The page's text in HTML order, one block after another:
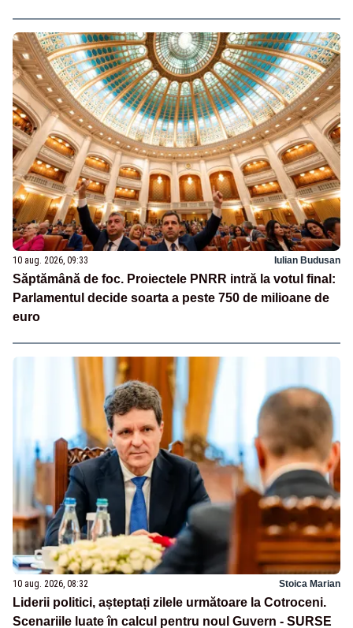
10 aug. 2026, 09:33 Iulian Budusan
Săptămână de foc. Proiectele PNRR intră la votul final:
Parlamentul decide soarta a peste 750 de milioane de
euro
10 aug. 2026, 08:32 Stoica Marian
Liderii politici, așteptați zilele următoare la Cotroceni.
Scenariile luate în calcul pentru noul Guvern - SURSE